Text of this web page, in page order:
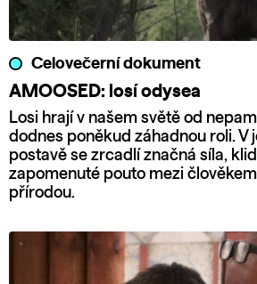
Celovečerní dokument
AMOOSED: losí odysea
Losi hrají v našem světě od
dodnes poněkud záhadnou roli. V
postavě se zrcadlí značná síla,
zapomenuté pouto mezi
přírodou.